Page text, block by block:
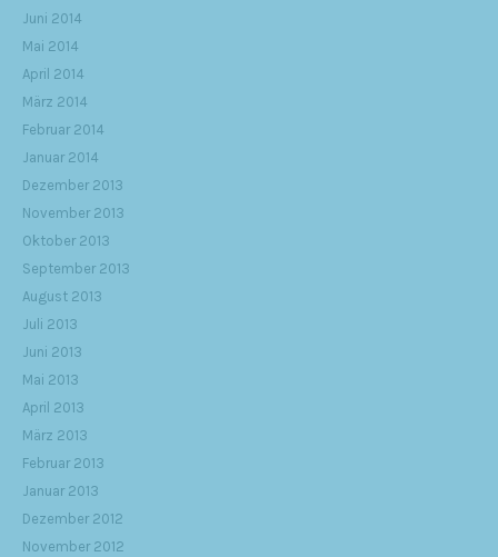
Juni 2014
Mai 2014
April 2014
März 2014
Februar 2014
Januar 2014
Dezember 2013
November 2013
Oktober 2013
September 2013
August 2013
Juli 2013
Juni 2013
Mai 2013
April 2013
März 2013
Februar 2013
Januar 2013
Dezember 2012
November 2012